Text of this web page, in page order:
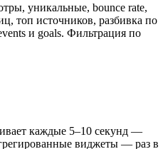
уникальные, bounce rate,
топ источников, разбивка по
и goals. Фильтрация по
каждые 5–10 секунд —
виджеты — раз в